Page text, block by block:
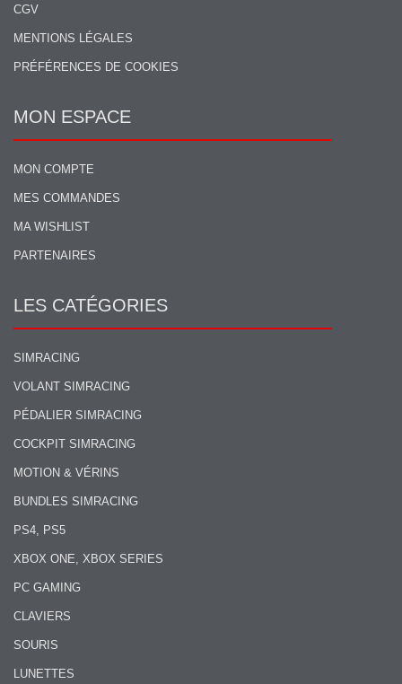
CGV
MENTIONS LÉGALES
PRÉFÉRENCES DE COOKIES
MON ESPACE
MON COMPTE
MES COMMANDES
MA WISHLIST
PARTENAIRES
LES CATÉGORIES
SIMRACING
VOLANT SIMRACING
PÉDALIER SIMRACING
COCKPIT SIMRACING
MOTION & VÉRINS
BUNDLES SIMRACING
PS4, PS5
XBOX ONE, XBOX SERIES
PC GAMING
CLAVIERS
SOURIS
LUNETTES